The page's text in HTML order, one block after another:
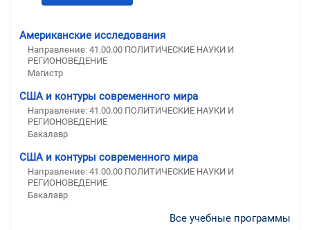
Американские исследования
Направление: 41.00.00 ПОЛИТИЧЕСКИЕ НАУКИ И
РЕГИОНОВЕДЕНИЕ
Магистр
США и контуры современного мира
Направление: 41.00.00 ПОЛИТИЧЕСКИЕ НАУКИ И
РЕГИОНОВЕДЕНИЕ
Бакалавр
США и контуры современного мира
Направление: 41.00.00 ПОЛИТИЧЕСКИЕ НАУКИ И
РЕГИОНОВЕДЕНИЕ
Бакалавр
Все учебные программы